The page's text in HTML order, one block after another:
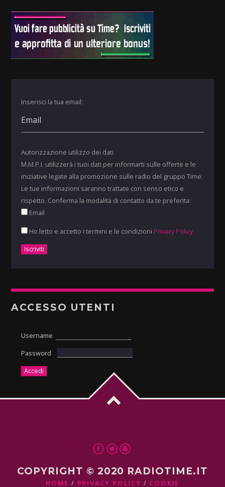
Inserisci la tua email:
Autorizzazione utilizzo dei dati
M.M.P.I. utilizzerà i tuoi dati per informarti sulle offerte e le
iniziative legate alla promozione sulle radio del gruppo Time.
Le tue informazioni saranno trattate con senso etico e
rispetto. Conferma la modalità di contatto da te preferita:
Email
Ho letto e accetto i termini e le condizioni Privacy Policy
ACCESSO UTENTI
Username
Password
COPYRIGHT © 2020 RADIOTIME.IT
HOME PRIVACY POLICY COOKIE